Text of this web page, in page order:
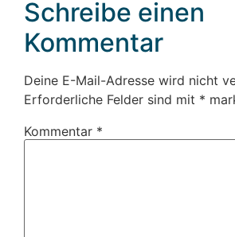
Schreibe einen
Kommentar
Deine E-Mail-Adresse wird nicht
Erforderliche Felder sind mit *
Kommentar *